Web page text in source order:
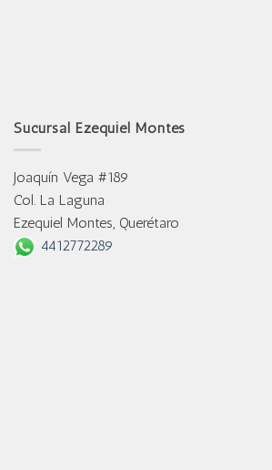
Sucursal Ezequiel Montes
Joaquín Vega #189
Col. La Laguna
Ezequiel Montes, Querétaro
4412772289